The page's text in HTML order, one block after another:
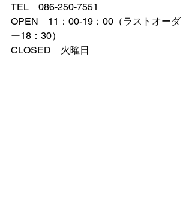
TEL　086-250-7551
OPEN　11：00-19：00（ラストオーダ
ー18：30）
CLOSED　火曜日